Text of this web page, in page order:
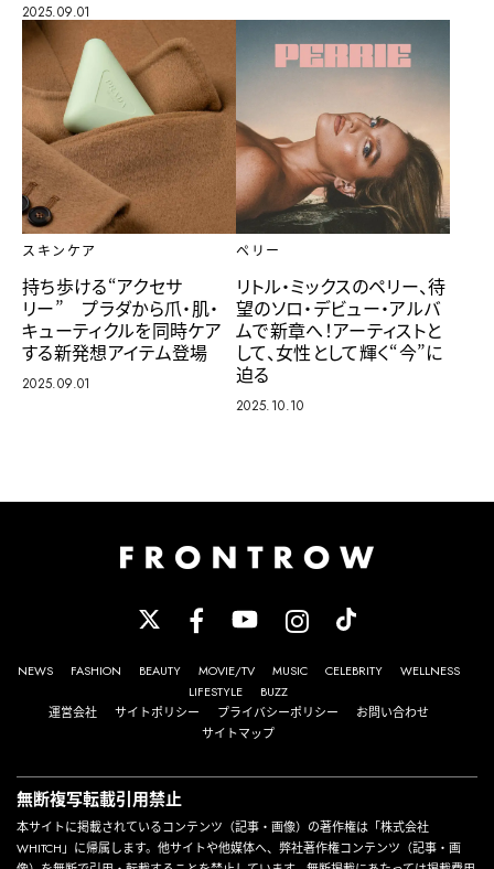
2025.09.01
スキンケア
持ち歩ける“アクセサ
リー” プラダから爪・肌・
キューティクルを同時ケア
する新発想アイテム登場
2025.09.01
ペリー
リトル・ミックスのペリー、待
望のソロ・デビュー・アルバ
ムで新章へ！アーティストと
して、女性として輝く“今”に
迫る
2025.10.10
NEWS FASHION BEAUTY MOVIE/TV MUSIC CELEBRITY
WELLNESS
LIFESTYLE
BUZZ
運営会社
サイトポリシー プライバシーポリシー
お問い合わせ
サイトマップ
無断複写転載引用禁止
本サイトに掲載されているコンテンツ（記事・画像）の著作権は「株式会社
WHITCH」に帰属します。他サイトや他媒体へ、弊社著作権コンテンツ（記事・画